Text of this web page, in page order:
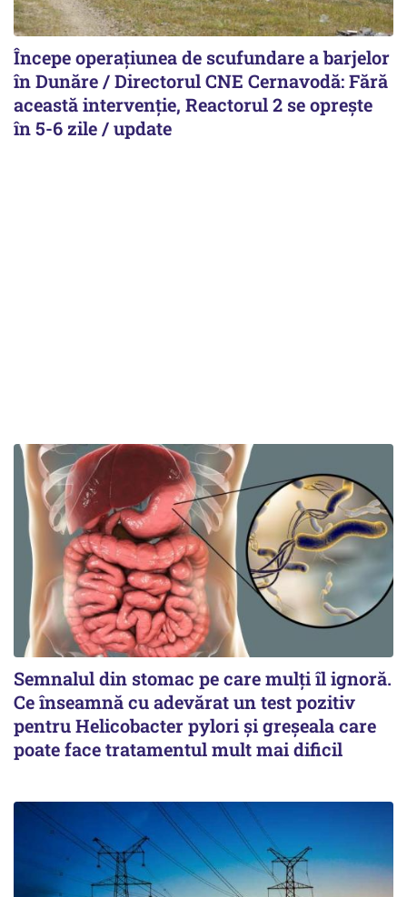
Începe operațiunea de scufundare a barjelor
în Dunăre / Directorul CNE Cernavodă: Fără
această intervenție, Reactorul 2 se oprește
în 5-6 zile / update
Semnalul din stomac pe care mulți îl ignoră.
Ce înseamnă cu adevărat un test pozitiv
pentru Helicobacter pylori și greșeala care
poate face tratamentul mult mai dificil